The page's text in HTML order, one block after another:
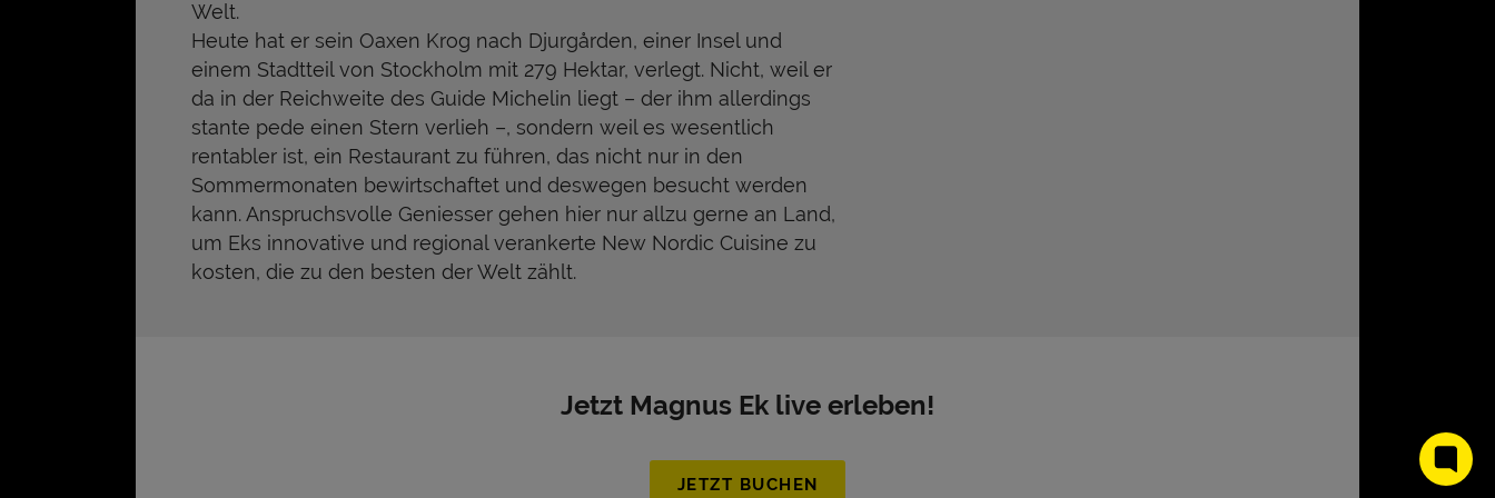
Welt.
Heute hat er sein Oaxen Krog nach Djurgården, einer Insel und
einem Stadtteil von Stockholm mit 279 Hektar, verlegt. Nicht, weil er
da in der Reichweite des Guide Michelin liegt – der ihm allerdings
stante pede einen Stern verlieh –, sondern weil es wesentlich
rentabler ist, ein Restaurant zu führen, das nicht nur in den
Sommermonaten bewirtschaftet und deswegen besucht werden
kann. Anspruchsvolle Geniesser gehen hier nur allzu gerne an Land,
um Eks innovative und regional verankerte New Nordic Cuisine zu
kosten, die zu den besten der Welt zählt.
Jetzt Magnus Ek live erleben!
JETZT BUCHEN